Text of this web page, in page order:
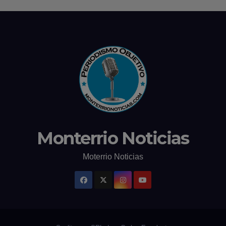
Monterrio Noticias
Moterrio Noticias